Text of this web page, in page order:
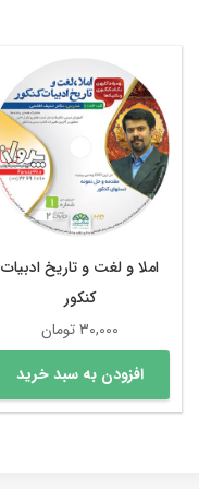
املا و لغت و تاریخ ادبیات
کنکور
30,000تومان
افزودن به سبد خرید